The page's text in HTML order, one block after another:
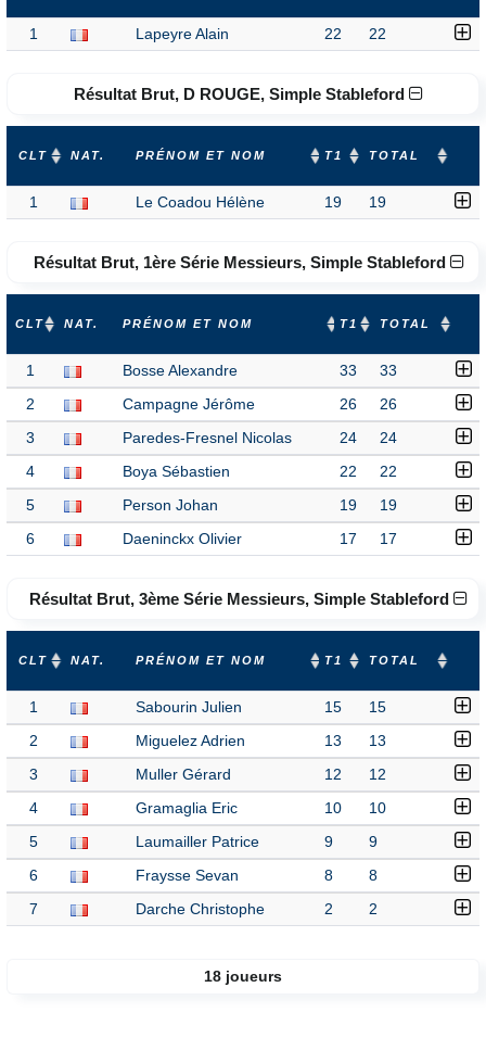
1 Lapeyre Alain 22 22
Résultat Brut, D ROUGE, Simple Stableford
CLT NAT. PRÉNOM ET NOM T1 TOTAL
1 Le Coadou Hélène 19 19
Résultat Brut, 1ère Série Messieurs, Simple Stableford
CLT NAT. PRÉNOM ET NOM T1 TOTAL
1 Bosse Alexandre 33 33
2 Campagne Jérôme 26 26
3 Paredes-Fresnel Nicolas 24 24
4 Boya Sébastien 22 22
5 Person Johan 19 19
6 Daeninckx Olivier 17 17
Résultat Brut, 3ème Série Messieurs, Simple Stableford
CLT NAT. PRÉNOM ET NOM T1 TOTAL
1 Sabourin Julien 15 15
2 Miguelez Adrien 13 13
3 Muller Gérard 12 12
4 Gramaglia Eric 10 10
5 Laumailler Patrice 9 9
6 Fraysse Sevan 8 8
7 Darche Christophe 2 2
18 joueurs